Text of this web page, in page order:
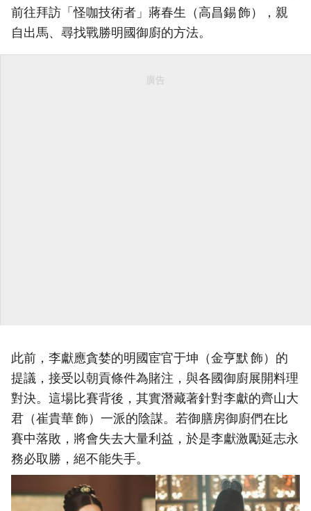
前往拜訪「怪咖技術者」蔣春生（高昌錫 飾），親
自出馬、尋找戰勝明國御廚的方法。
廣告
此前，李獻應貪婪的明國宦官于坤（金亨默 飾）的
提議，接受以朝貢條件為賭注，與各國御廚展開料理
對決。這場比賽背後，其實潛藏著針對李獻的齊山大
君（崔貴華 飾）一派的陰謀。若御膳房御廚們在比
賽中落敗，將會失去大量利益，於是李獻激勵延志永
務必取勝，絕不能失手。